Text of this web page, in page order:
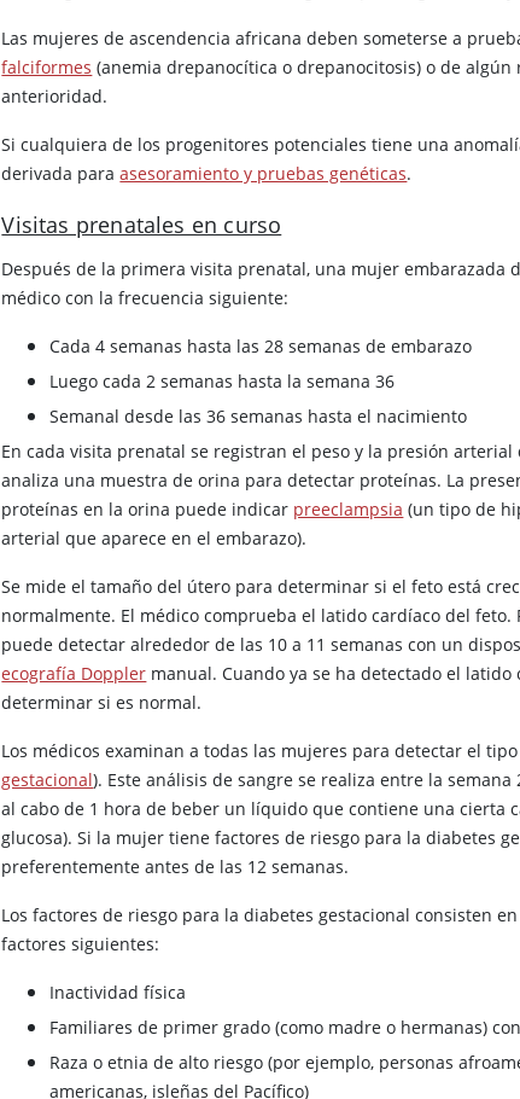
Las mujeres de ascendencia africana deben someterse a
falciformes (anemia drepanocítica o drepanocitosis) o de
anterioridad.
Si cualquiera de los progenitores potenciales tiene una
derivada paraasesoramiento y pruebas genéticas.
Visitas prenatales en curso
Después de la primera visita prenatal, una mujer embarazada
médico con la frecuencia siguiente:
Cada 4 semanas hasta las 28 semanas de embarazo
Luego cada 2 semanas hasta la semana 36
Semanal desde las 36 semanas hasta el nacimiento
En cada visita prenatal se registran el peso y la presión arterial
analiza una muestra de orina para detectar proteínas. La
proteínas en la orina puede indicar preeclampsia (un tipo de
arterial que aparece en el embarazo).
Se mide el tamaño del útero para determinar si el feto está
normalmente. El médico comprueba el latido cardíaco del feto.
puede detectar alrededor de las 10 a 11 semanas con un
ecografía Doppler manual. Cuando ya se ha detectado el
determinar si es normal.
Los médicos examinan a todas las mujeres para detectar el
gestacional). Este análisis de sangre se realiza entre la
al cabo de 1 hora de beber un líquido que contiene una cierta
glucosa). Si la mujer tiene factores de riesgo para la diabetes
preferentemente antes de las 12 semanas.
Los factores de riesgo para la diabetes gestacional consisten
factores siguientes:
Inactividad física
Familiares de primer grado (como madre o hermanas)
Raza o etnia de alto riesgo (por ejemplo, personas
americanas, isleñas del Pacífico)